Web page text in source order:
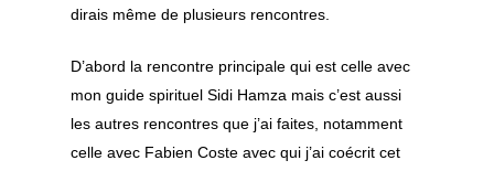
dirais même de plusieurs rencontres.
D’abord la rencontre principale qui est celle avec
mon guide spirituel Sidi Hamza mais c’est aussi
les autres rencontres que j’ai faites, notamment
celle avec Fabien Coste avec qui j’ai coécrit cet